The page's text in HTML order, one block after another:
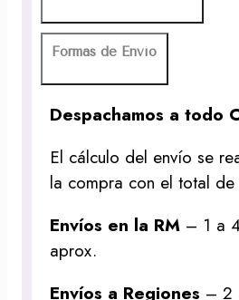
Formas de Envío
Despachamos a todo
El cálculo del envío se
la compra con el total
Envíos en la RM – 1 a
aprox.
Envíos a Regiones – 2